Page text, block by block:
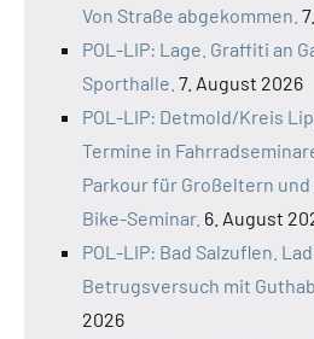
Von Straße abgekommen.
POL-LIP: Lage. Graffiti an
Sporthalle. 7. August 2026
POL-LIP: Detmold/Kreis
Termine in
Parkour für Großeltern
Bike-Seminar. 6. August
POL-LIP: Bad Salzuflen.
Betrugsversuch mit
2026